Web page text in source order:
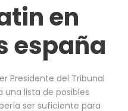
en
españa
Presidente del Tribunal
una lista de posibles
ser suficiente para